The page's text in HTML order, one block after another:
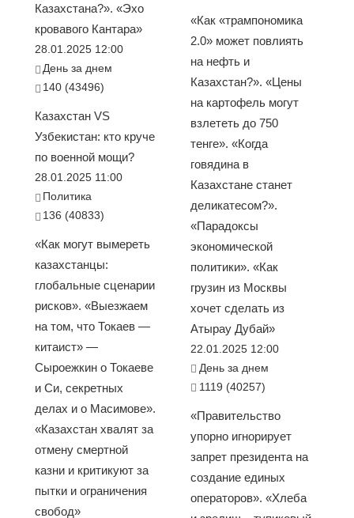
Казахстана?». «Эхо
кровавого Кантара»
28.01.2025 12:00
День за днем
140 (43496)
Казахстан VS
Узбекистан: кто круче
по военной мощи?
28.01.2025 11:00
Политика
136 (40833)
«Как могут вымереть
казахстанцы:
глобальные сценарии
рисков». «Выезжаем
на том, что Токаев —
китаист» —
Сыроежкин о Токаеве
и Си, секретных
делах и о Масимове».
«Казахстан хвалят за
отмену смертной
казни и критикуют за
пытки и ограничения
свобод»
«Как «трампономика
2.0» может повлиять
на нефть и
Казахстан?». «Цены
на картофель могут
взлететь до 750
тенге». «Когда
говядина в
Казахстане станет
деликатесом?».
«Парадоксы
экономической
политики». «Как
грузин из Москвы
хочет сделать из
Атырау Дубай»
22.01.2025 12:00
День за днем
1119 (40257)
«Правительство
упорно игнорирует
запрет президента на
создание единых
операторов». «Хлеба